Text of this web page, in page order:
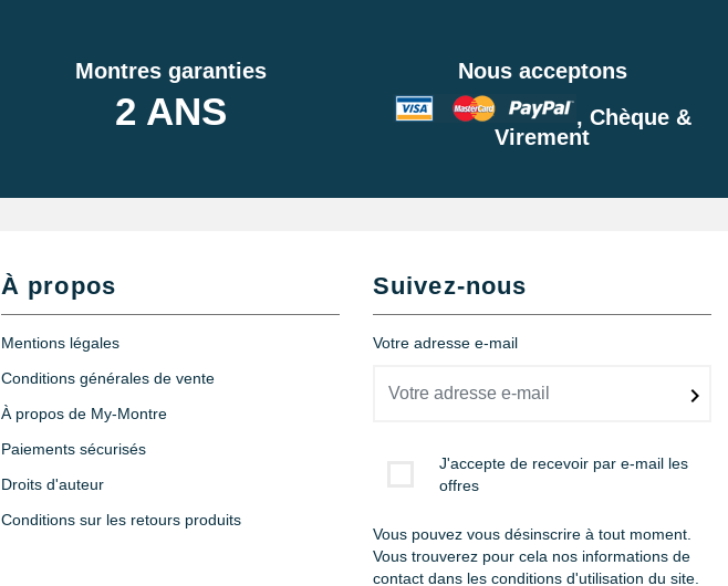
Montres garanties
2 ANS
Nous acceptons
, Chèque &
Virement
À propos
Mentions légales
Conditions générales de vente
À propos de My-Montre
Paiements sécurisés
Droits d'auteur
Conditions sur les retours produits
Suivez-nous
Votre adresse e-mail
J'accepte de recevoir par e-mail les
offres
Vous pouvez vous désinscrire à tout moment.
Vous trouverez pour cela nos informations de
contact dans les conditions d'utilisation du site.